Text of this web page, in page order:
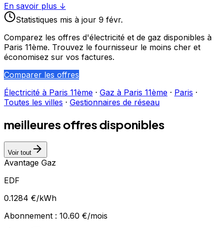
En savoir plus ↓
Statistiques mis à jour 9 févr.
Comparez les offres d'électricité et de gaz disponibles à
Paris 11ème. Trouvez le fournisseur le moins cher et
économisez sur vos factures.
Comparer les offres
Électricité à Paris 11ème · Gaz à Paris 11ème · Paris ·
Toutes les villes · Gestionnaires de réseau
meilleures offres disponibles
Voir tout
Avantage Gaz
EDF
0.1284 €/kWh
Abonnement : 10.60 €/mois